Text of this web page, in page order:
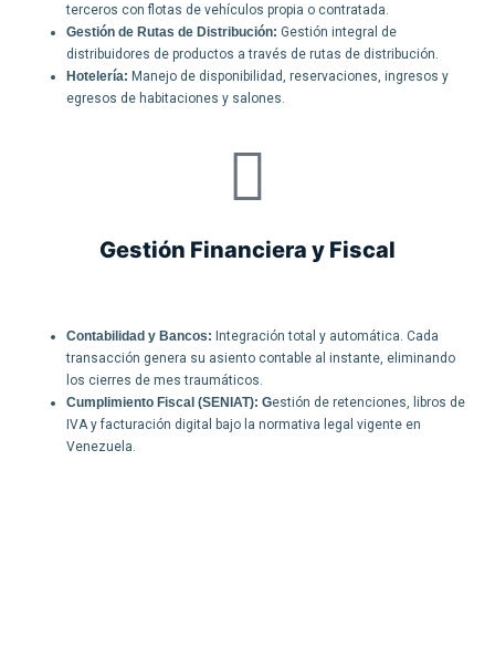
terceros con flotas de vehículos propia o contratada.
Gestión de Rutas de Distribución: Gestión integral de
distribuidores de productos a través de rutas de distribución.
Hotelería: Manejo de disponibilidad, reservaciones, ingresos y
egresos de habitaciones y salones.
Gestión Financiera y Fiscal
Contabilidad y Bancos: Integración total y automática. Cada
transacción genera su asiento contable al instante, eliminando
los cierres de mes traumáticos.
Cumplimiento Fiscal (SENIAT): Gestión de retenciones, libros de
IVA y facturación digital bajo la normativa legal vigente en
Venezuela.